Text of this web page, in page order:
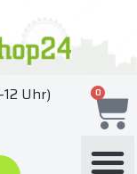
Uhr) 0